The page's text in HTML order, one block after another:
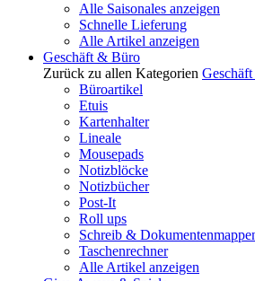
Alle Saisonales anzeigen
Schnelle Lieferung
Alle Artikel anzeigen
Geschäft & Büro
Zurück zu allen Kategorien
Büroartikel
Etuis
Kartenhalter
Lineale
Mousepads
Notizblöcke
Notizbücher
Post-It
Roll ups
Schreib &
Taschenrechner
Alle Artikel anzeigen